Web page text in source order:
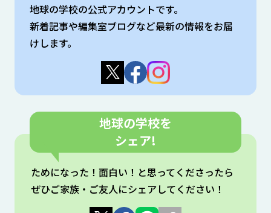
地球の学校の公式アカウントです。
新着記事や編集室ブログなど最新の情報をお届
けします。
地球の学校を
シェア!
ためになった！⾯⽩い！と思ってくださったら
ぜひご家族・ご友⼈にシェアしてください！